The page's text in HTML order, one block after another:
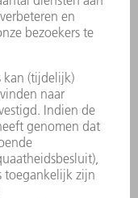
eenduidig
zijn op
u het